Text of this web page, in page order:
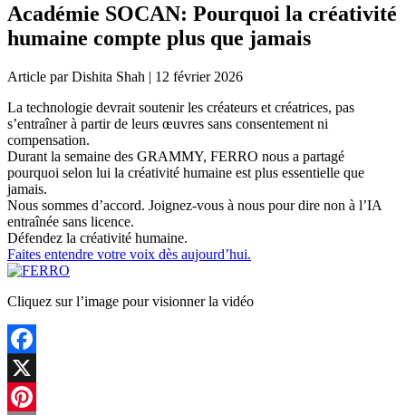
Académie SOCAN: Pourquoi la créativité
humaine compte plus que jamais
Article par Dishita Shah | 12 février 2026
La technologie devrait soutenir les créateurs et créatrices, pas
s’entraîner à partir de leurs œuvres sans consentement ni
compensation.
Durant la semaine des GRAMMY, FERRO nous a partagé
pourquoi selon lui la créativité humaine est plus essentielle que
jamais.
Nous sommes d’accord. Joignez-vous à nous pour dire non à l’IA
entraînée sans licence.
Défendez la créativité humaine.
Faites entendre votre voix dès aujourd’hui.
Cliquez sur l’image pour visionner la vidéo
Facebook
X